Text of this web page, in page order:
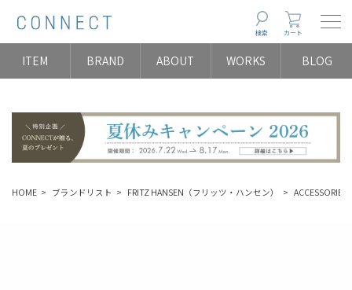
検索 カート
ITEM BRAND ABOUT WORKS BLOG
HOME ブランドリスト FRITZ HANSEN（フリッツ・ハンセン） ACCESSORIES